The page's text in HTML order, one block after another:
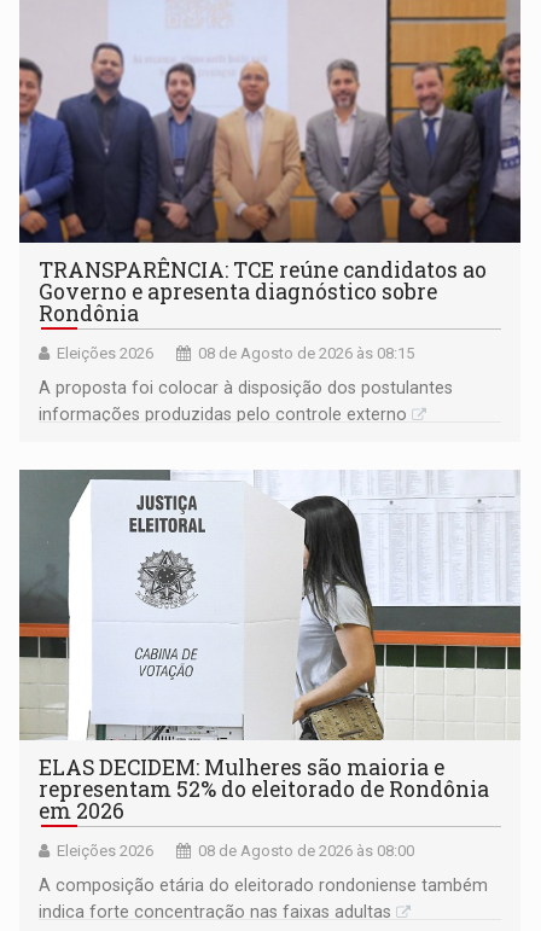
TRANSPARÊNCIA: TCE reúne candidatos ao
Governo e apresenta diagnóstico sobre
Rondônia
Eleições 2026 08 de Agosto de 2026 às 08:15
A proposta foi colocar à disposição dos postulantes
informações produzidas pelo controle externo
ELAS DECIDEM: Mulheres são maioria e
representam 52% do eleitorado de Rondônia
em 2026
Eleições 2026 08 de Agosto de 2026 às 08:00
A composição etária do eleitorado rondoniense também
indica forte concentração nas faixas adultas